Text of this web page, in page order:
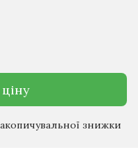
знижки